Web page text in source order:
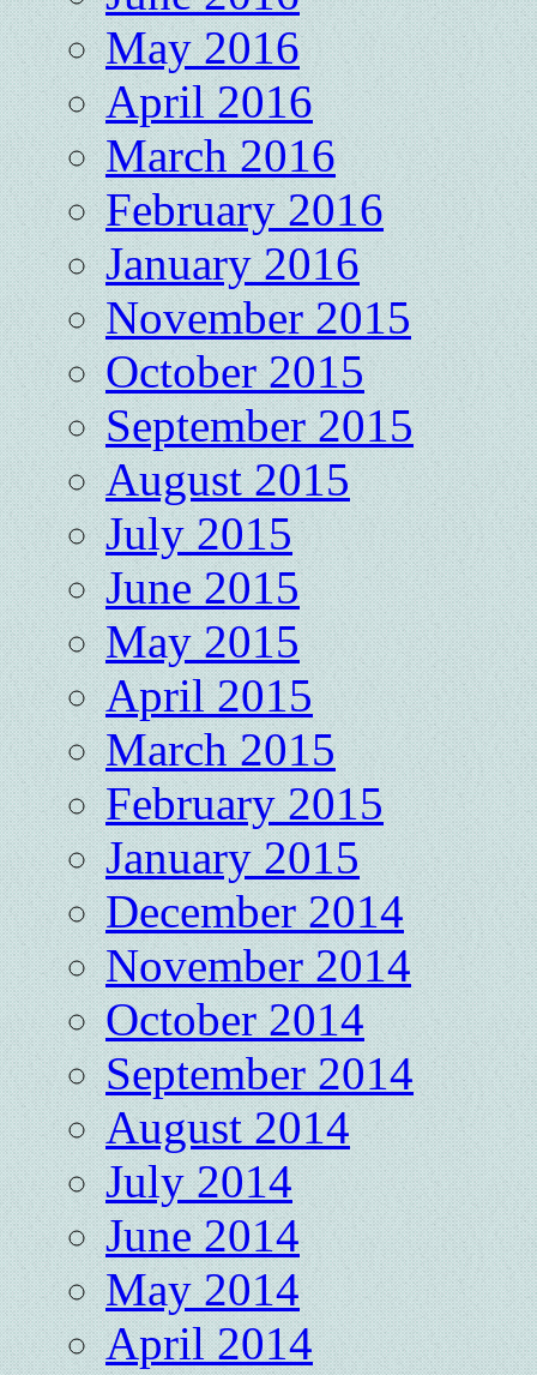
May 2016
April 2016
March 2016
February 2016
January 2016
November 2015
October 2015
September 2015
August 2015
July 2015
June 2015
May 2015
April 2015
March 2015
February 2015
January 2015
December 2014
November 2014
October 2014
September 2014
August 2014
July 2014
June 2014
May 2014
April 2014